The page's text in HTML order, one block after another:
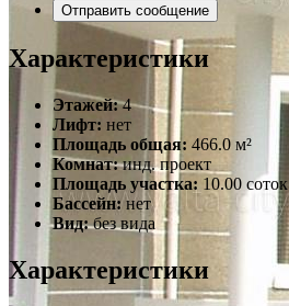
Отправить сообщение
Характеристики
Этажей: 4
Лифт: нет
Площадь общая: 466.0 м²
Комнат: инд. проект
Площадь участка: 10.00 соток
Бассейн: нет
Вид: без вида
Характеристики